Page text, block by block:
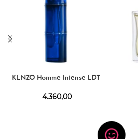
KENZO Homme Intense EDT
4.360,00